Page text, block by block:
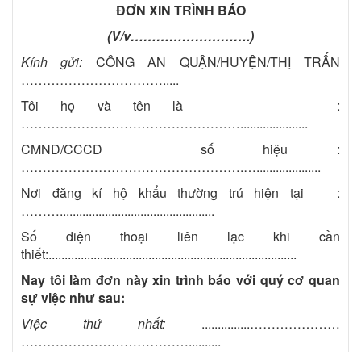
ĐƠN XIN TRÌNH BÁO
(V/v……………………….)
Kính gửi: CÔNG AN QUẬN/HUYỆN/THỊ TRẤN
…………………………….....
Tôi họ và tên là :
…………………………………………….....................
CMND/CCCD số hiệu :
…………………………………………….…....................
Nơi đăng kí hộ khẩu thường trú hiện tại :
………................................................
Số điện thoại liên lạc khi cần
thiết:.............................................................................
Nay tôi làm đơn này xin trình báo với quý cơ quan
sựviệc như sau:
Việc thứ nhất: ...............…………………
…………………………………..........